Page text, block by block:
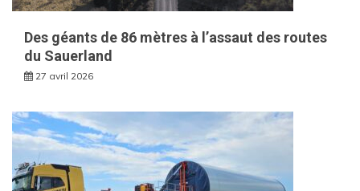
Des géants de 86 mètres à l’assaut des routes
du Sauerland
27 avril 2026